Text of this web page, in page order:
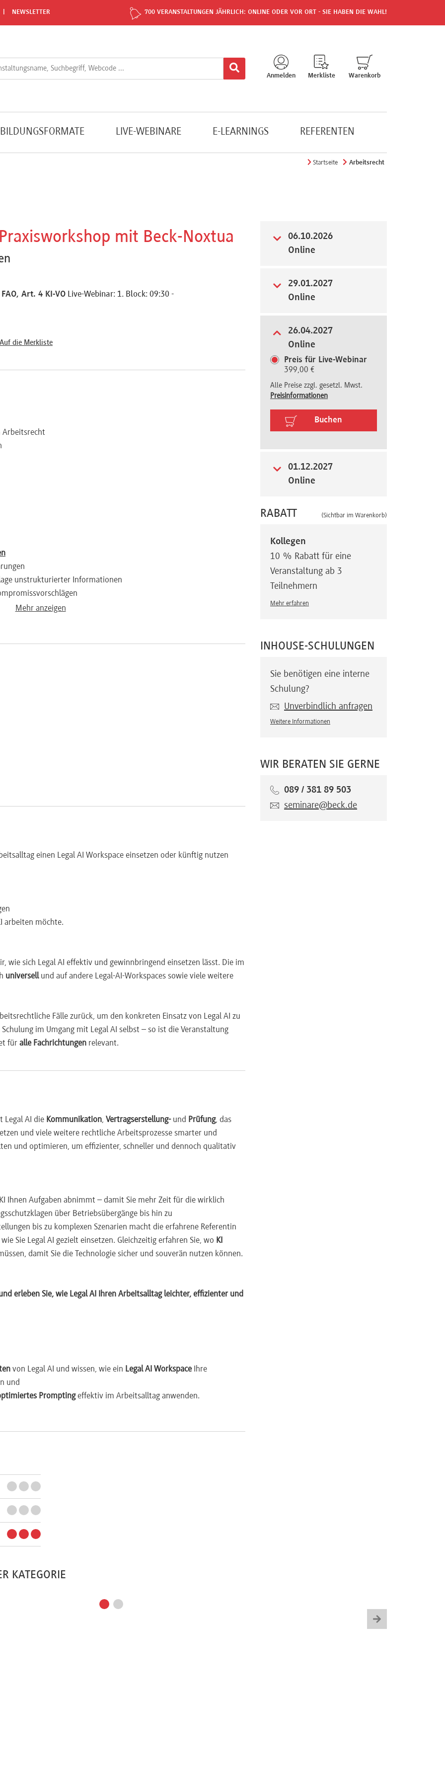
NEWSLETTER 700 VERANSTALTUNGEN JÄHRLICH: ONLINE ODER VOR ORT - SIE HABEN DIE WAHL!
Anmelden Merkliste Warenkorb
LIVE-WEBINARE E-LEARNINGS REFERENTEN
Startseite Arbeitsrecht
mit Beck-Noxtua
Art. 4 KI-VO Live-Webinar: 1. Block: 09:30 -
Auf die Merkliste
Arbeitsrecht
unstrukturierter Informationen
und Urteilen
und Projektplanung
unter Berücksichtigung aktueller Rechtsprechung
KI-Ergebnissen
Mehr anzeigen
einen Legal AI Workspace einsetzen oder künftig nutzen
arbeiten möchte.
wie sich Legal AI effektiv und gewinnbringend einsetzen lässt. Die im
universellund auf andere Legal-AI-Workspaces sowie viele weitere
Fälle zurück, um den konkreten Einsatz von Legal AI zu
im Umgang mit Legal AI selbst – so ist die Veranstaltung
für alle Fachrichtungen relevant.
Legal AI die Kommunikation, Vertragserstellung-und Prüfung, das
und viele weitere rechtliche Arbeitsprozesse smarter und
und optimieren, um effizienter, schneller und dennoch qualitativ
Ihnen Aufgaben abnimmt – damit Sie mehr Zeit für die wirklich
über Betriebsübergänge bis hin zu
bis zu komplexen Szenarien macht die erfahrene Referentin
Sie Legal AI gezielt einsetzen. Gleichzeitig erfahren Sie, wo KI
damit Sie die Technologie sicher und souverän nutzen können.
erleben Sie, wie Legal AI Ihren Arbeitsalltag leichter, effizienter und
von Legal AI und wissen, wie ein Legal AI WorkspaceIhre
und
Promptingeffektiv im Arbeitsalltag anwenden.
06.10.2026
Online
29.01.2027
Online
26.04.2027
Online
Preis für Live-Webinar
399,00 €
Alle Preise zzgl. gesetzl. Mwst.
Preisinformationen
Buchen
01.12.2027
Online
RABATT (Sichtbar im Warenkorb)
Kollegen
10 % Rabatt für eine
Veranstaltung ab 3
Teilnehmern
Mehr erfahren
INHOUSE-SCHULUNGEN
Sie benötigen eine interne
Schulung?
Unverbindlich anfragen
Weitere Informationen
WIR BERATEN SIE GERNE
089 / 381 89 503
seminare@beck.de
KATEGORIE